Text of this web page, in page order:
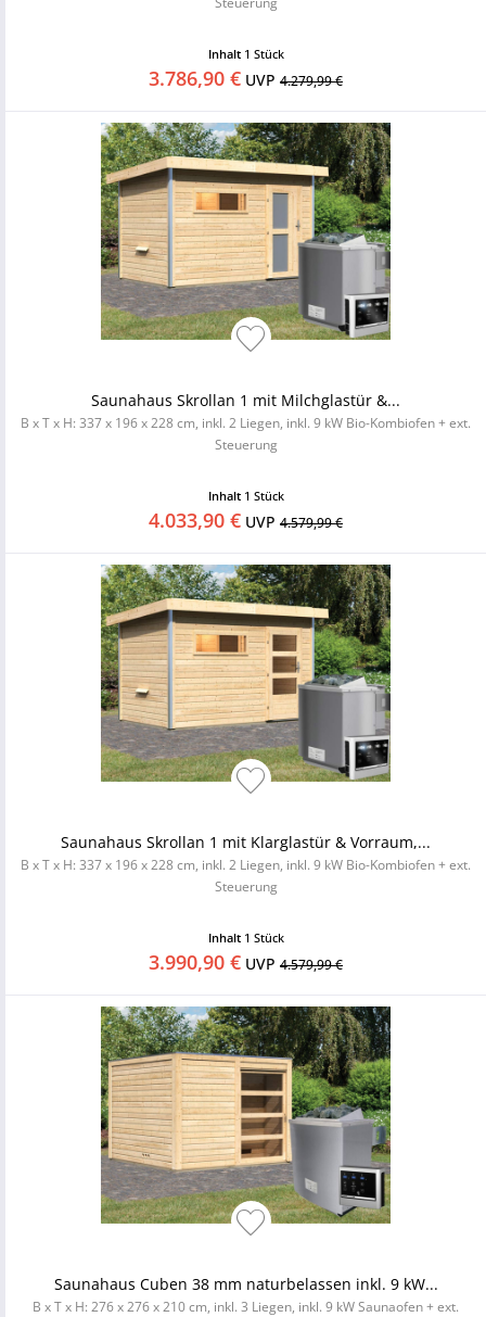
Inhalt 1 Stück
3.786,90 € UVP 4.279,99 €
Saunahaus Skrollan 1 mit Milchglastür &...
B x T x H: 337 x 196 x 228 cm, inkl. 2 Liegen, inkl. 9 kW Bio-Kombiofen + ext.
Steuerung
Inhalt 1 Stück
4.033,90 € UVP 4.579,99 €
Saunahaus Skrollan 1 mit Klarglastür & Vorraum,...
B x T x H: 337 x 196 x 228 cm, inkl. 2 Liegen, inkl. 9 kW Bio-Kombiofen + ext.
Steuerung
Inhalt 1 Stück
3.990,90 € UVP 4.579,99 €
Saunahaus Cuben 38 mm naturbelassen inkl. 9 kW...
B x T x H: 276 x 276 x 210 cm, inkl. 3 Liegen, inkl. 9 kW Saunaofen + ext.